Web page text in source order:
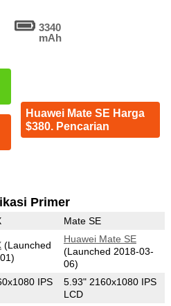
3340
mAh
Huawei Mate SE Harga
$380. Pencarian
Primer
Mate SE
(Launched
Huawei Mate SE
(Launched 2018-03-
06)
IPS
5.93" 2160x1080 IPS
LCD